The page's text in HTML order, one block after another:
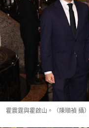
霍震霆與霍啟山。（陳順禎 攝）